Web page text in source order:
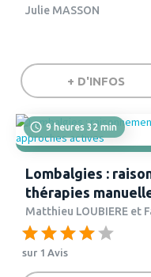
Julie MASSON
+ D'INFOS
9 heures 32 min
Lombalgies :
thérapies
Matthieu LOUBIERE et
sur 1 Avis